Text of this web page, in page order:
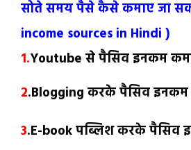
सोते समय पैसे कैसे कमाए जा
income sources in Hindi )
1.Youtube से पैसिव इनकम
2.Blogging करके पैसिव
3.E-book पब्लिश करके पैसिव